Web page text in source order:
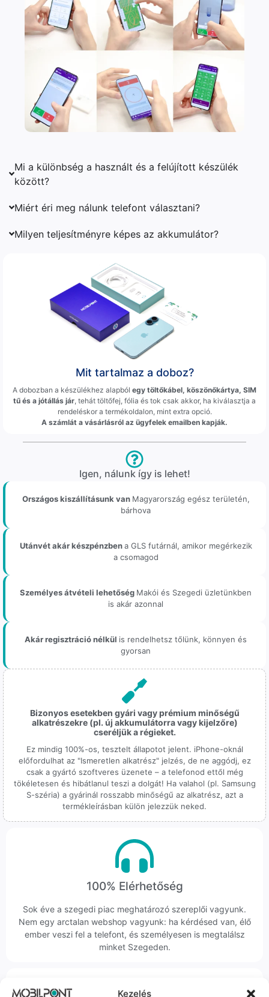
Kezelés
Mi a különbség a használt és a felújított készülék
között?
Miért éri meg nálunk telefont választani?
Milyen teljesítményre képes az akkumulátor?
Mit tartalmaz a doboz?
A dobozban a készülékhez alapból egy töltőkábel, köszönőkártya, SIM
tű és a jótállás jár, tehát töltőfej, fólia és tok csak akkor, ha kiválasztja a
rendeléskor a termékoldalon, mint extra opció.
A számlát a vásárlásról az ügyfelek emailben kapják.
Igen, nálunk így is lehet!
Országos kiszállításunk van Magyarország egész területén,
bárhova
Utánvét akár készpénzbena GLS futárnál, amikor megérkezik
a csomagod
Személyes átvételi lehetőség Makói és Szegedi üzletünkben
is akár azonnal
Akár regisztráció nélkül is rendelhetsz tőlünk, könnyen és
gyorsan
Bizonyos esetekben gyári vagy prémium minőségű
alkatrészekre (pl. új akkumulátorra vagy kijelzőre)
cseréljük a régieket.
Ez mindig 100%-os, tesztelt állapotot jelent. iPhone-oknál
előfordulhat az "Ismeretlen alkatrész" jelzés, de ne aggódj, ez
csak a gyártó szoftveres üzenete – a telefonod ettől még
tökéletesen és hibátlanul teszi a dolgát! Ha valahol (pl. Samsung
S-széria) a gyárinál rosszabb minőségű az alkatrész, azt a
termékleírásban külön jelezzük neked.
100% Elérhetőség
Sok éve a szegedi piac meghatározó szereplői vagyunk.
Nem egy arctalan webshop vagyunk: ha kérdésed van, élő
ember veszi fel a telefont, és személyesen is megtalálsz
minket Szegeden.